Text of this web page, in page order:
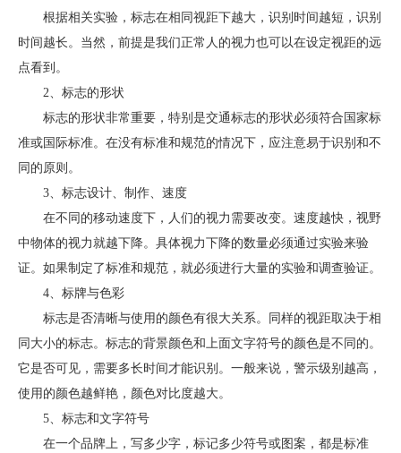
根据相关实验，标志在相同视距下越大，识别时间越短，识别
时间越长。当然，前提是我们正常人的视力也可以在设定视距的远
点看到。
2、标志的形状
标志的形状非常重要，特别是交通标志的形状必须符合国家标
准或国际标准。在没有标准和规范的情况下，应注意易于识别和不
同的原则。
3、标志设计、制作、速度
在不同的移动速度下，人们的视力需要改变。速度越快，视野
中物体的视力就越下降。具体视力下降的数量必须通过实验来验
证。如果制定了标准和规范，就必须进行大量的实验和调查验证。
4、标牌与色彩
标志是否清晰与使用的颜色有很大关系。同样的视距取决于相
同大小的标志。标志的背景颜色和上面文字符号的颜色是不同的。
它是否可见，需要多长时间才能识别。一般来说，警示级别越高，
使用的颜色越鲜艳，颜色对比度越大。
5、标志和文字符号
在一个品牌上，写多少字，标记多少符号或图案，都是标准